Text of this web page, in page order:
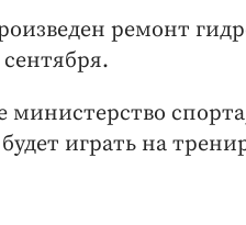
ремонт
министерство
играть на